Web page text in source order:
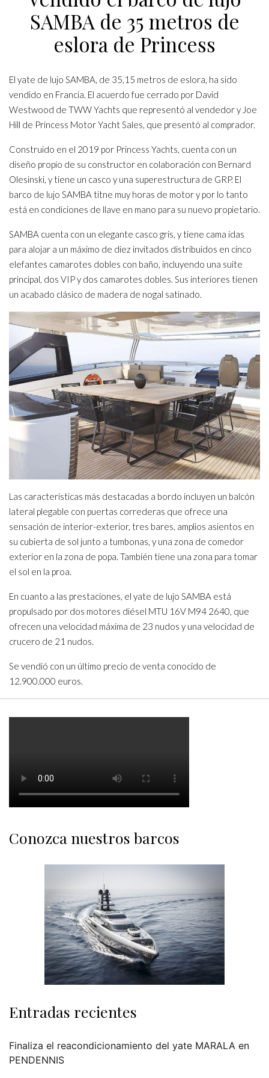
SAMBA de 35 metros de
eslora de Princess
El yate de lujo SAMBA, de 35,15 metros de eslora, ha sido
vendido en Francia. El acuerdo fue cerrado por David
Westwood de TWW Yachts que representó al vendedor y Joe
Hill de Princess Motor Yacht Sales, que presentó al comprador.
Construido en el 2019 por Princess Yachts, cuenta con un
diseño propio de su constructor en colaboración con Bernard
Olesinski, y tiene un casco y una superestructura de GRP. El
barco de lujo SAMBA titne muy horas de motor y por lo tanto
está en condiciones de llave en mano para su nuevo propietario.
SAMBA cuenta con un elegante casco gris, y tiene cama idas
para alojar a un máximo de diez invitados distribuidos en cinco
elefantes camarotes dobles con baño, incluyendo una suite
principal, dos VIP y dos camarotes dobles. Sus interiores tienen
un acabado clásico de madera de nogal satinado.
Las características más destacadas a bordo incluyen un balcón
lateral plegable con puertas correderas que ofrece una
sensación de interior-exterior, tres bares, amplios asientos en
su cubierta de sol junto a tumbonas, y una zona de comedor
exterior en la zona de popa. También tiene una zona para tomar
el sol en la proa.
En cuanto a las prestaciones, el yate de lujo SAMBA está
propulsado por dos motores diésel MTU 16V M94 2640, que
ofrecen una velocidad máxima de 23 nudos y una velocidad de
crucero de 21 nudos.
Se vendió con un último precio de venta conocido de
12.900.000 euros.
Conozca nuestros barcos
Entradas recientes
Finaliza el reacondicionamiento del yate MARALA en
PENDENNIS